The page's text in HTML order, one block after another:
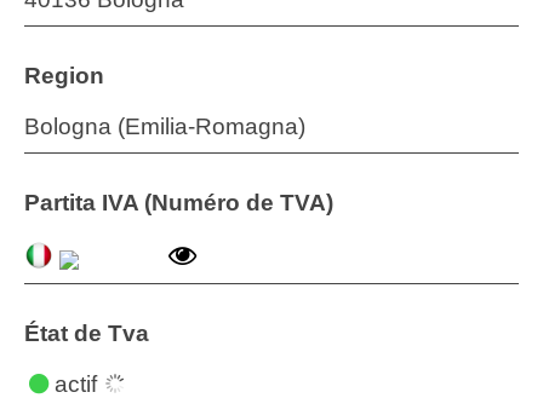
Region
Bologna (Emilia-Romagna)
Partita IVA (Numéro de TVA)
État de Tva
actif